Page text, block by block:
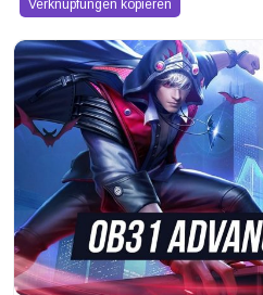
Verknüpfungen kopieren